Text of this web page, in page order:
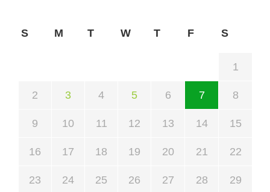
S M T W T F S
1
2 3 4 5 6 7 8
9 10 11 12 13 14 15
16 17 18 19 20 21 22
23 24 25 26 27 28 29